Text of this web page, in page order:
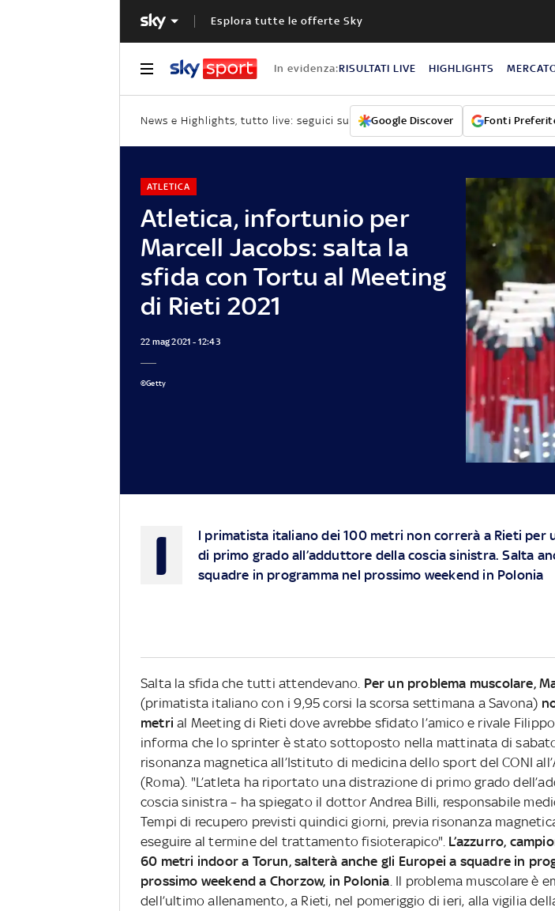
Esplora tutte le offerte Sky
In evidenza:RISULTATI LIVE HIGHLIGHTS
News e Highlights, tutto live: seguici su Google Discover Fonti
Atletica, infortunio per
Marcell Jacobs: salta la
sfida con Tortu al Meeting
di Rieti 2021
ATLETICA
22 mag 2021 - 12:43
©Getty
I
l primatista italiano dei 100 metri non correrà a Rieti per
di primo grado all’adduttore della coscia sinistra. Salta
squadre in programma nel prossimo weekend in Polonia
Salta la sfida che tutti attendevano. Per un problema muscolare,
(primatista italiano con i 9,95 corsi la scorsa settimana a Savona)
metrial Meeting di Rieti dove avrebbe sfidato l’amico e rivale
informa che lo sprinter è stato sottoposto nella mattinata di
risonanza magnetica all’Istituto di medicina dello sport del CONI
(Roma). "L’atleta ha riportato una distrazione di primo grado
coscia sinistra – ha spiegato il dottor Andrea Billi, responsabile
Tempi di recupero previsti quindici giorni, previa risonanza
eseguire al termine del trattamento fisioterapico". L’azzurro,
60 metri indoor a Torun, salterà anche gli Europei a squadre in
prossimo weekend a Chorzow, in Polonia . Il problema muscolare è
dell’ultimo allenamento, a Rieti, nel pomeriggio di ieri, alla vigilia